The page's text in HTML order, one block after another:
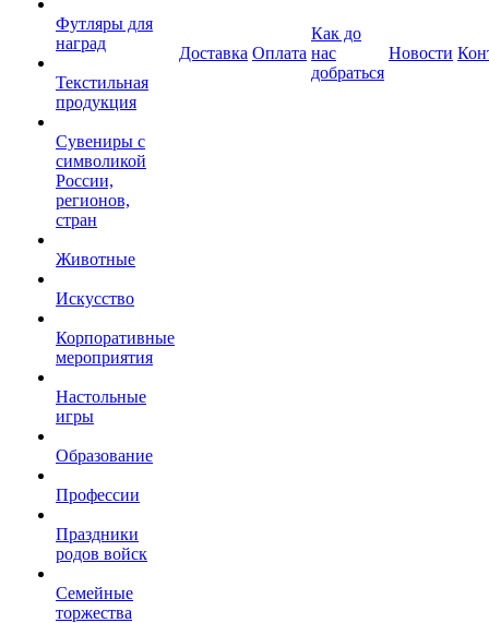
Футляры для
наград
Текстильная
продукция
Сувениры с
символикой
России,
регионов,
стран
Животные
Искусство
Корпоративные
мероприятия
Настольные
игры
Образование
Профессии
Праздники
родов войск
Семейные
торжества
Доставка Оплата
Как до
нас
добраться
Новости